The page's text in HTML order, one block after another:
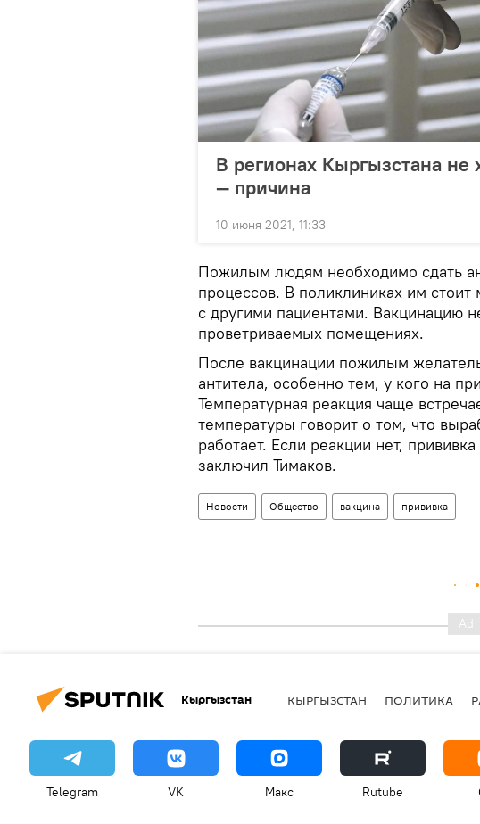
В регионах Кыргызстана не
— причина
10 июня 2021, 11:33
Пожилым людям необходимо сдать
процессов. В поликлиниках им стоит
с другими пациентами. Вакцинацию
проветриваемых помещениях.
После вакцинации пожилым
антитела, особенно тем, у кого на
Температурная реакция чаще
температуры говорит о том, что
работает. Если реакции нет,
заключил Тимаков.
Новости Общество вакцина прививка
Кыргызстан КЫРГЫЗСТАН ПОЛИТИКА
Telegram VK Макс Rutube